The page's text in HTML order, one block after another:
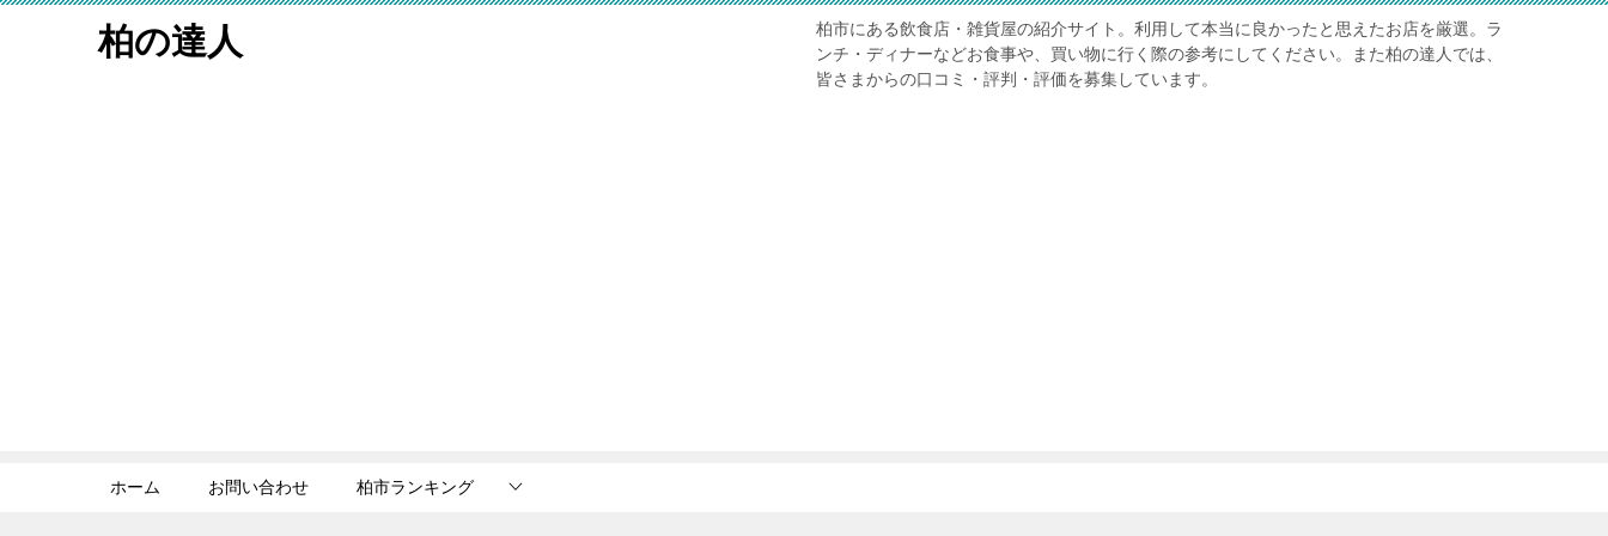
柏の達人
柏市にある飲食店・雑貨屋の紹介サイト。利用して本当に良かったと思えたお店を厳選。ラ
ンチ・ディナーなどお食事や、買い物に行く際の参考にしてください。また柏の達人では、
皆さまからの口コミ・評判・評価を募集しています。
ホーム お問い合わせ 柏市ランキング